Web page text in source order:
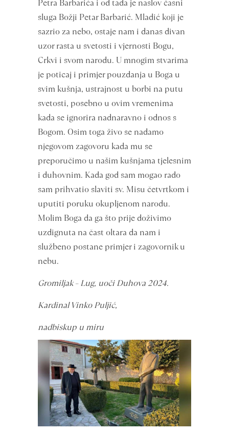
Petra Barbarića i od tada je naslov časni
sluga Božji Petar Barbarić. Mladić koji je
sazrio za nebo, ostaje nam i danas divan
uzor rasta u svetosti i vjernosti Bogu,
Crkvi i svom narodu. U mnogim stvarima
je poticaj i primjer pouzdanja u Boga u
svim kušnja, ustrajnost u borbi na putu
svetosti, posebno u ovim vremenima
kada se ignorira nadnaravno i odnos s
Bogom. Osim toga živo se nadamo
njegovom zagovoru kada mu se
preporučimo u našim kušnjama tjelesnim
i duhovnim. Kada god sam mogao rado
sam prihvatio slaviti sv. Misu četvrtkom i
uputiti poruku okupljenom narodu.
Molim Boga da ga što prije doživimo
uzdignuta na čast oltara da nam i
službeno postane primjer i zagovornik u
nebu.
Gromiljak – Lug, uoči Duhova 2024.
Kardinal Vinko Puljić,
nadbiskup u miru